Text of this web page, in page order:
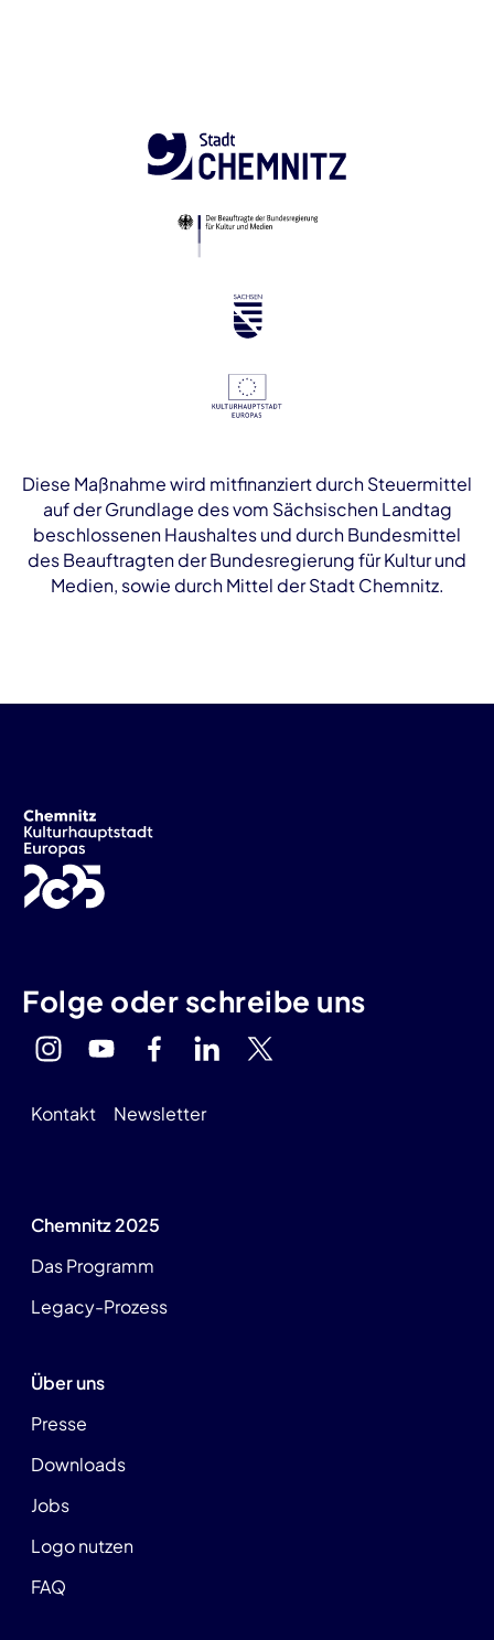
Diese Maßnahme wird mitfinanziert durch Steuermittel
auf der Grundlage des vom Sächsischen Landtag
beschlossenen Haushaltes und durch Bundesmittel
des Beauftragten der Bundesregierung für Kultur und
Medien, sowie durch Mittel der Stadt Chemnitz.
Folge oder schreibe uns
Kontakt Newsletter
Chemnitz 2025
Das Programm
Legacy-Prozess
Über uns
Presse
Downloads
Jobs
Logo nutzen
FAQ